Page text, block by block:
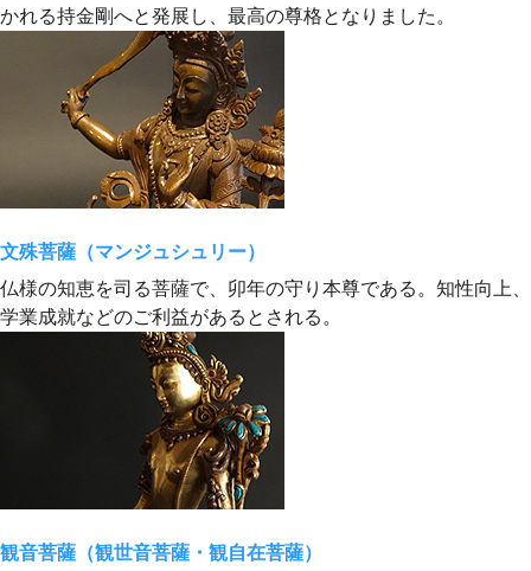
かれる持金剛へと発展し、最高の尊格となりました。
文殊菩薩（マンジュシュリー）
仏様の知恵を司る菩薩で、卯年の守り本尊である。知性向上、
学業成就などのご利益があるとされる。
観音菩薩（観世音菩薩・観自在菩薩）